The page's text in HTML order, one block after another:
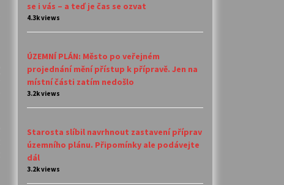
se i vás – a teď je čas se ozvat
4.3k views
ÚZEMNÍ PLÁN: Město po veřejném
projednání mění přístup k přípravě. Jen na
místní části zatím nedošlo
3.2k views
Starosta slíbil navrhnout zastavení příprav
územního plánu. Připomínky ale podávejte
dál
3.2k views